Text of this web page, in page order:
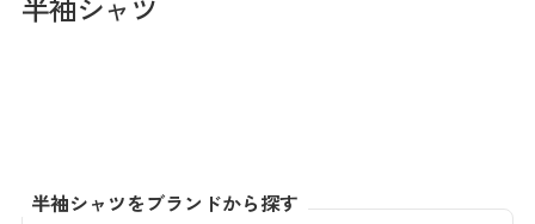
半袖シャツをブランドから探す